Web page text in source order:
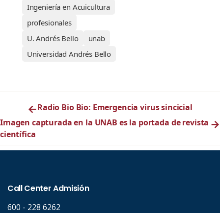
Ingeniería en Acuicultura
profesionales
U. Andrés Bello
unab
Universidad Andrés Bello
←Radio Bio Bio: Emergencia virus sincicial
Imagen capturada en la UNAB es la portada de revista
científica
→